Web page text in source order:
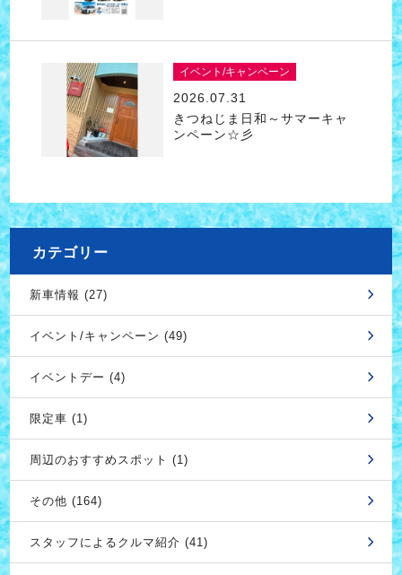
イベント/キャンペーン
2026.07.31
きつねじま日和～サマーキャ
ンペーン☆彡
カテゴリー
新車情報 (27)
イベント/キャンペーン (49)
イベントデー (4)
限定車 (1)
周辺のおすすめスポット (1)
その他 (164)
スタッフによるクルマ紹介 (41)